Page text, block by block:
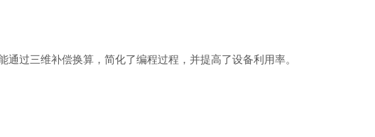
过三维补偿换算，简化了编程过程，并提高了设备利用率。